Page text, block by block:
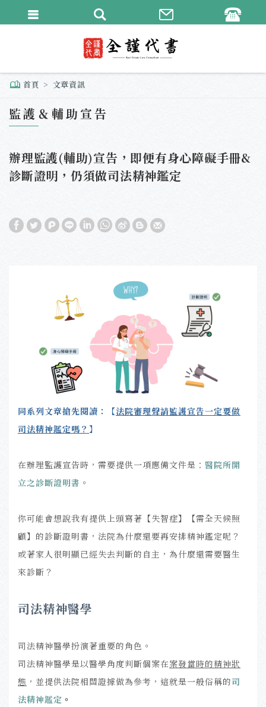
首頁 文章資訊
監護＆輔助宣告
辦理監護(輔助)宣告，即便有身心障礙手冊&
診斷證明，仍須做司法精神鑑定
同系列文章搶先閱讀：【法院審理聲請監護宣告一定要做
司法精神鑑定嗎？ 】
在辦理監護宣告時，需要提供一項應備文件是： 醫院所開
立之診斷證明書 。
你可能會想說我有提供上頭寫著【失智症】【需全天候照
顧】的診斷證明書，法院為什麼還要再安排精神鑑定呢？
或著家人很明顯已經失去判斷的自主，為什麼還需要醫生
來診斷？
司法精神醫學
司法精神醫學扮演著重要的角色。
司法精神醫學是以醫學角度判斷個案在案發當時的精神狀
態 ，並提供法院相關證據做為參考，這就是一般俗稱的司
法精神鑑定 。
繁體中文
English